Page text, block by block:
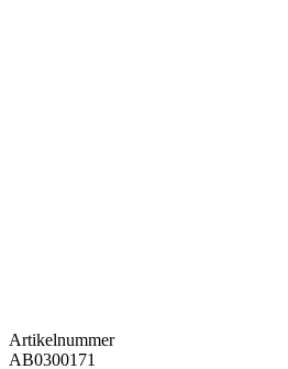
Artikelnummer
AB0300171